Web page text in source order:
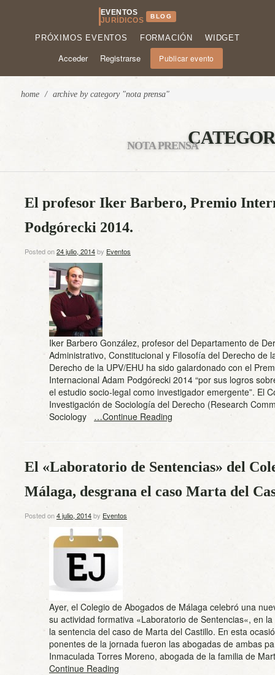
EVENTOS
JURÍDICOS
BLOG
PRÓXIMOS EVENTOS FORMACIÓN WIDGET
Acceder Registrarse Publicar evento
home / archive by category "nota prensa"
NOTA PRENSA
El profesor Iker Barbero, Premio
Podgórecki 2014.
Posted on24 julio, 2014by Eventos
Iker Barbero González, profesor del Departamento de
Administrativo, Constitucional y Filosofía del Derecho de
Derecho de la UPV/EHU ha sido galardonado con el
Internacional Adam Podgórecki 2014 “por sus logros
el estudio socio-legal como investigador emergente”. El
Investigación de Sociología del Derecho (Research
Sociology …Continue Reading
El «Laboratorio de Sentencias» del
Málaga, desgrana el caso Marta del
Posted on4 julio, 2014by Eventos
Ayer, el Colegio de Abogados de Málaga celebró una
su actividad formativa «Laboratorio de Sentencias«, en
la sentencia del caso de Marta del Castillo. En esta
ponentes de la jornada fueron las abogadas de ambas
Inmaculada Torres Moreno, abogada de la familia de
Continue Reading